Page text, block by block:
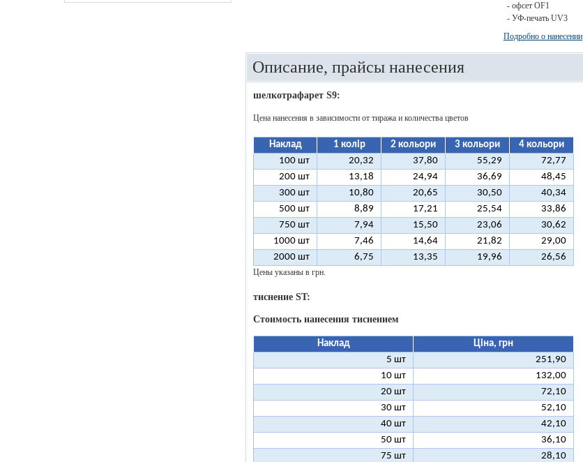
- офсет OF1
- УФ-печать UV3
Подробно о нанесении
Описание, прайсы нанесения
шелкотрафарет S9:
Цена нанесения в зависимости от тиража и количества цветов
Наклад 1 колір 2 кольори 3 кольори
4 кольори
100 шт
20,32 37,80 55,29
72,77
200 шт
13,18 24,94 36,69
48,45
300 шт
10,80 20,65 30,50
40,34
500 шт
8,89 17,21 25,54
33,86
750 шт
7,94 15,50 23,06
30,62
1000 шт
7,46 14,64 21,82
29,00
2000 шт
6,75 13,35 19,96 26,56
Цены указаны в грн.
тиснение ST:
Стоимость нанесения тиснением
Наклад
Ціна, грн
5 шт
251,90
10 шт
132,00
20 шт
72,10
30 шт
52,10
40 шт
42,10
50 шт
36,10
75 шт
28,10